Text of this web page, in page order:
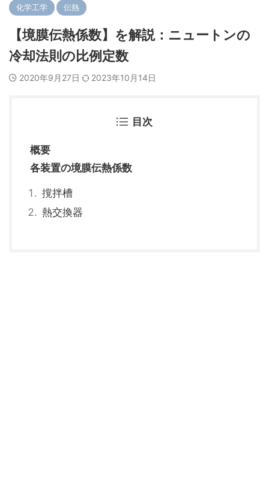
化学工学 伝熱
【境膜伝熱係数】を解説：ニュートンの
冷却法則の比例定数
2020年9月27日 2023年10月14日
目次
概要
各装置の境膜伝熱係数
撹拌槽
熱交換器